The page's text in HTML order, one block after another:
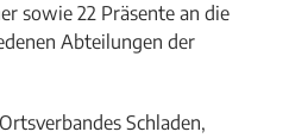
sowie 22 Präsente an die
Abteilungen der
Schladen,